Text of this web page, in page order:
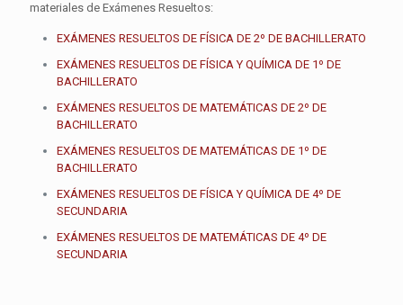
materiales de Exámenes Resueltos:
EXÁMENES RESUELTOS DE FÍSICA DE 2º DE BACHILLERATO
EXÁMENES RESUELTOS DE FÍSICA Y QUÍMICA DE 1º DE
BACHILLERATO
EXÁMENES RESUELTOS DE MATEMÁTICAS DE 2º DE
BACHILLERATO
EXÁMENES RESUELTOS DE MATEMÁTICAS DE 1º DE
BACHILLERATO
EXÁMENES RESUELTOS DE FÍSICA Y QUÍMICA DE 4º DE
SECUNDARIA
EXÁMENES RESUELTOS DE MATEMÁTICAS DE 4º DE
SECUNDARIA